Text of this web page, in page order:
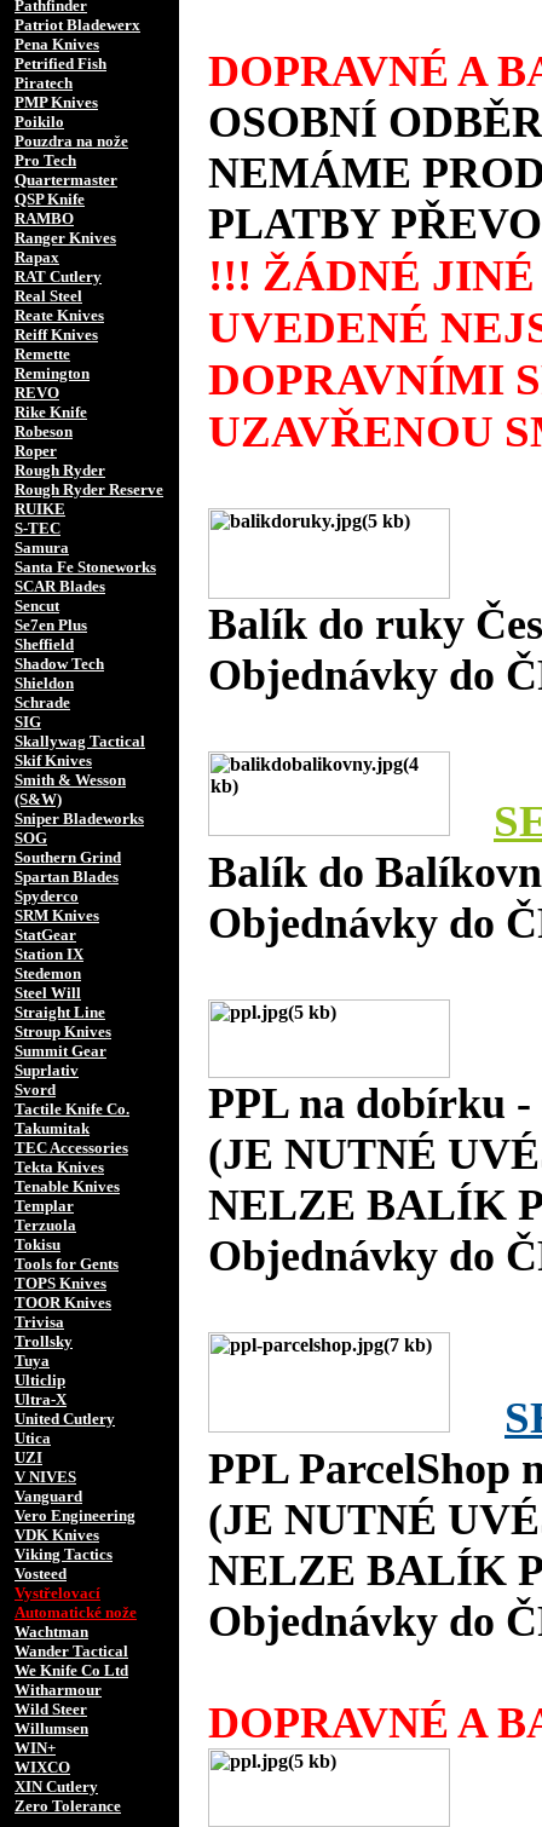
Pathfinder
Patriot Bladewerx
Pena Knives
Petrified Fish
Piratech
PMP Knives
Poikilo
Pouzdra na nože
Pro Tech
Quartermaster
QSP Knife
RAMBO
Ranger Knives
Rapax
RAT Cutlery
Real Steel
Reate Knives
Reiff Knives
Remette
Remington
REVO
Rike Knife
Robeson
Roper
Rough Ryder
Rough Ryder Reserve
RUIKE
S-TEC
Samura
Santa Fe Stoneworks
SCAR Blades
Sencut
Se7en Plus
Sheffield
Shadow Tech
Shieldon
Schrade
SIG
Skallywag Tactical
Skif Knives
Smith & Wesson
(S&W)
Sniper Bladeworks
SOG
Southern Grind
Spartan Blades
Spyderco
SRM Knives
StatGear
Station IX
Stedemon
Steel Will
Straight Line
Stroup Knives
Summit Gear
Suprlativ
Svord
Tactile Knife Co.
Takumitak
TEC Accessories
Tekta Knives
Tenable Knives
Templar
Terzuola
Tokisu
Tools for Gents
TOPS Knives
TOOR Knives
Trivisa
Trollsky
Tuya
Ulticlip
Ultra-X
United Cutlery
Utica
UZI
V NIVES
Vanguard
Vero Engineering
VDK Knives
Viking Tactics
Vosteed
Vystřelovací
Automatické nože
Wachtman
Wander Tactical
We Knife Co Ltd
Witharmour
Wild Steer
Willumsen
WIN+
WIXCO
XIN Cutlery
Zero Tolerance
DOPRAVNÉ A
OSOBNÍ
NEMÁME
PLATBY
!!! ŽÁDNÉ JINÉ
UVEDENÉ
DOPRAVNÍMI
UZAVŘENOU
Balík do ruky
Objednávky do
Balík do
Objednávky do
PPL na dobírku
(JE NUTNÉ
NELZE BALÍK
Objednávky do
PPL ParcelShop
(JE NUTNÉ
NELZE BALÍK
Objednávky do
DOPRAVNÉ A